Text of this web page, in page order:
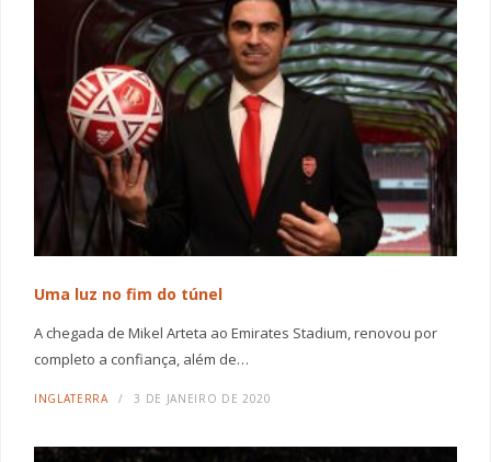
Uma luz no fim do túnel
A chegada de Mikel Arteta ao Emirates Stadium, renovou por
completo a confiança, além de…
INGLATERRA 3 DE JANEIRO DE 2020